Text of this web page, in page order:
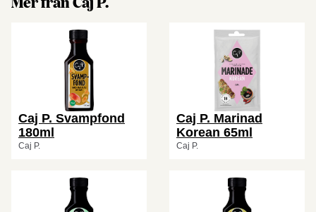
Caj P. Svampfond
180ml
Caj P.
Caj P. Marinad
Korean 65ml
Caj P.